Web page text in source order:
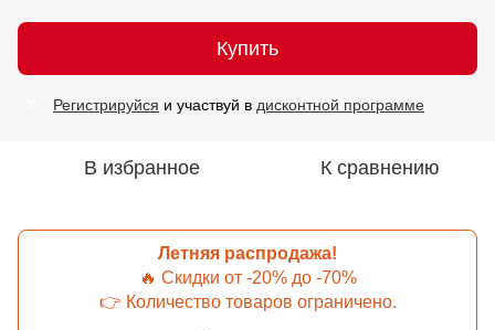
Купить
Регистрируйся и участвуй в дисконтной программе
В избранное К сравнению
Летняя распродажа!
🔥 Скидки от -20% до -70%
👉 Количество товаров ограничено.